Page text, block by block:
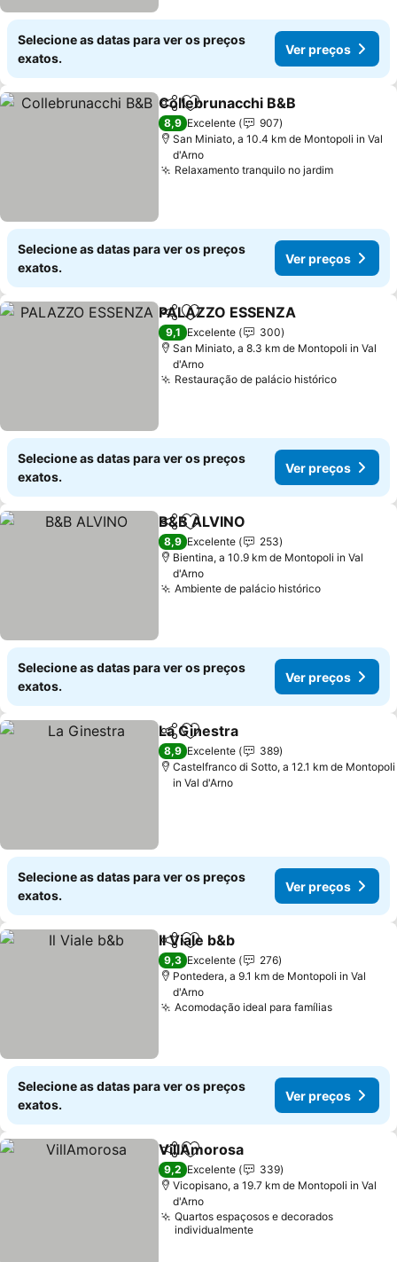
Selecione as datas para ver os preços
exatos.
Ver preços
PartilharAdicionar aos favoritos
Collebrunacchi B&B
8,9 Excelente
907
San Miniato, a 10.4 km de Montopoli in Val
d'Arno
Relaxamento tranquilo no jardimVer
Selecione as datas para ver os preços
exatos.
Ver preços
PartilharAdicionar aos favoritos
PALAZZO ESSENZA
9,1 Excelente
300
San Miniato, a 8.3 km de Montopoli in Val
d'Arno
Restauração de palácio históricoVer
Selecione as datas para ver os preços
exatos.
Ver preços
PartilharAdicionar aos favoritos
B&B ALVINO
8,9 Excelente
253
Bientina, a 10.9 km de Montopoli in Val
d'Arno
Ambiente de palácio históricoVer preços
Selecione as datas para ver os preços
exatos.
Ver preços
PartilharAdicionar aos favoritos
La Ginestra
8,9 Excelente
389
Castelfranco di Sotto, a 12.1 km de Montopoli
in Val d'Arno
Selecione as datas para ver os preços
exatos.
Ver preços
PartilharAdicionar aos favoritos
Il Viale b&b
9,3 Excelente
276
Pontedera, a 9.1 km de Montopoli in Val
d'Arno
Acomodação ideal para famíliasVer
Selecione as datas para ver os preços
exatos.
Ver preços
PartilharAdicionar aos favoritos
VillAmorosa
9,2 Excelente
339
Vicopisano, a 19.7 km de Montopoli in Val
d'Arno
Quartos espaçosos e decorados
individualmente